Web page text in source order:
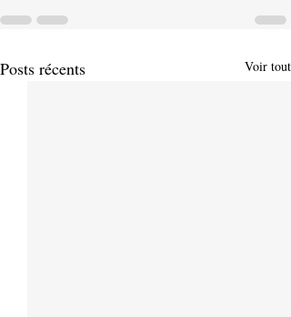
Posts récents Voir tout